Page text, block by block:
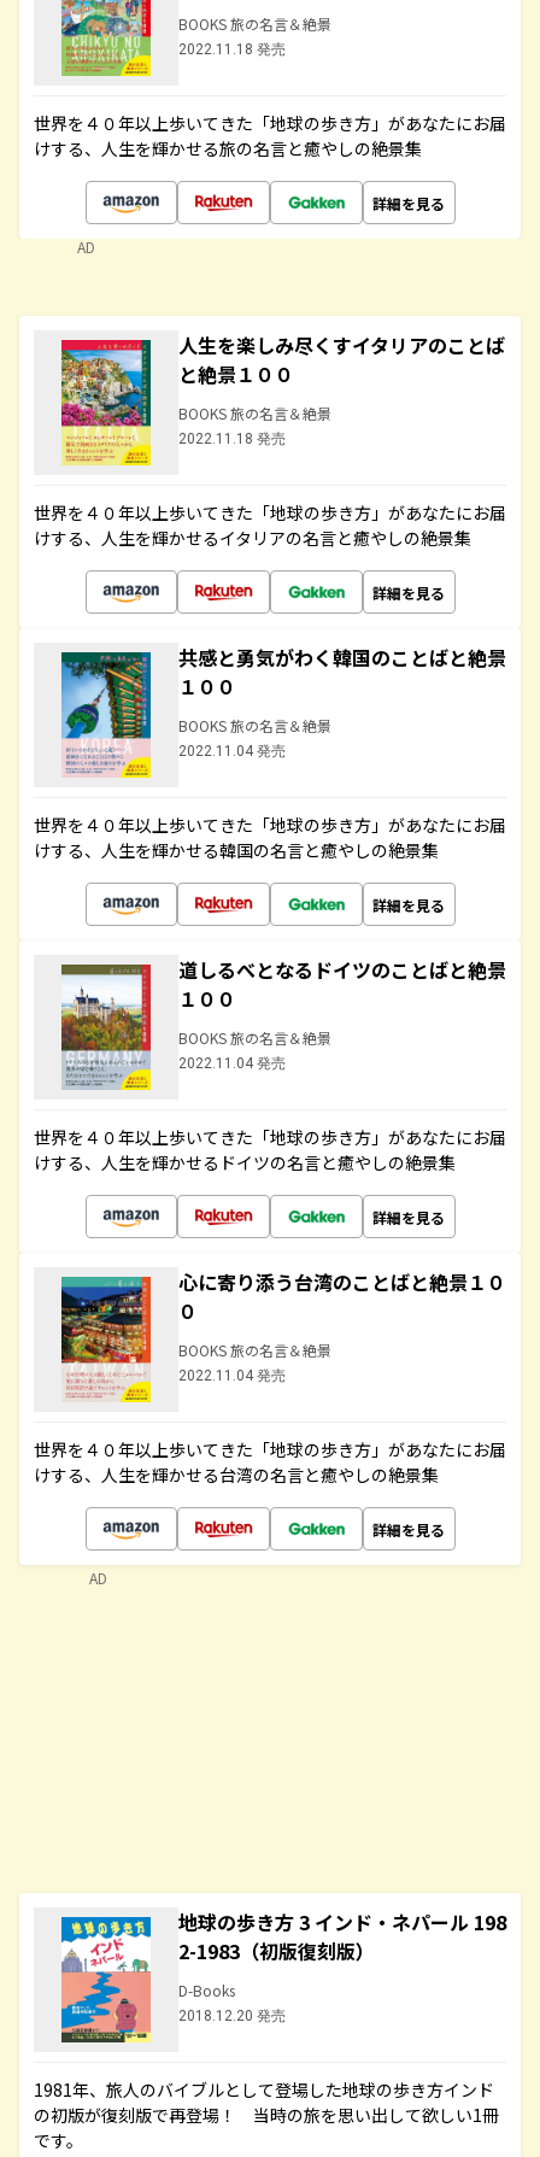
BOOKS 旅の名言＆絶景
2022.11.18 発売
世界を４０年以上歩いてきた「地球の歩き方」があなたにお届
けする、人生を輝かせる旅の名言と癒やしの絶景集
詳細を見る
AD
人生を楽しみ尽くすイタリアのことば
と絶景１００
BOOKS 旅の名言＆絶景
2022.11.18 発売
世界を４０年以上歩いてきた「地球の歩き方」があなたにお届
けする、人生を輝かせるイタリアの名言と癒やしの絶景集
詳細を見る
共感と勇気がわく韓国のことばと絶景
１００
BOOKS 旅の名言＆絶景
2022.11.04 発売
世界を４０年以上歩いてきた「地球の歩き方」があなたにお届
けする、人生を輝かせる韓国の名言と癒やしの絶景集
詳細を見る
道しるべとなるドイツのことばと絶景
１００
BOOKS 旅の名言＆絶景
2022.11.04 発売
世界を４０年以上歩いてきた「地球の歩き方」があなたにお届
けする、人生を輝かせるドイツの名言と癒やしの絶景集
詳細を見る
心に寄り添う台湾のことばと絶景１０
０
BOOKS 旅の名言＆絶景
2022.11.04 発売
世界を４０年以上歩いてきた「地球の歩き方」があなたにお届
けする、人生を輝かせる台湾の名言と癒やしの絶景集
詳細を見る
地球の歩き方 3 インド・ネパール 198
2-1983（初版復刻版）
D-Books
2018.12.20 発売
1981年、旅人のバイブルとして登場した地球の歩き方インド
の初版が復刻版で再登場！ 当時の旅を思い出して欲しい1冊
です。
AD